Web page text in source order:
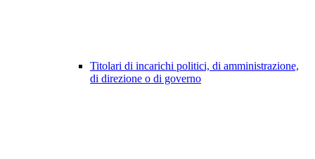
Titolari di incarichi politici, di amministrazione,
di direzione o di governo